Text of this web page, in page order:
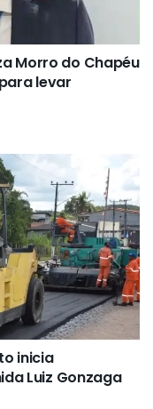
Morro do Chapéu
levar
inicia
Luiz Gonzaga